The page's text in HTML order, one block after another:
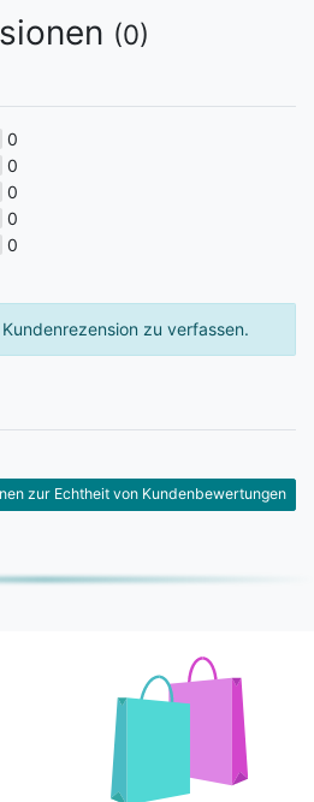
(0)
0
0
0
0
0
zu verfassen.
zur Echtheit von Kundenbewertungen